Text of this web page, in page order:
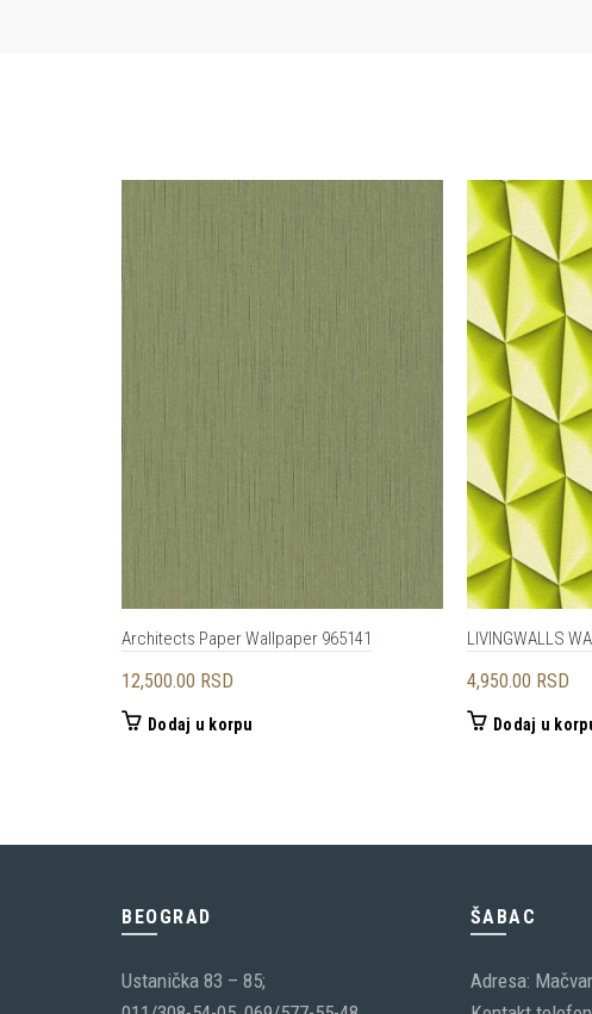
Architects Paper Wallpaper 965141
12,500.00 RSD
Dodaj u korpu
LIVINGWALLS
4,950.00 RSD
Dodaj u
BEOGRAD
Ustanička 83 – 85;
ŠABAC
Adresa: